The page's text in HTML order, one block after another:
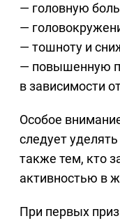
— головную
—
— тошноту и
— повышенную
в зависимости
Особое
следует
также тем, кто
активностью в
При первых